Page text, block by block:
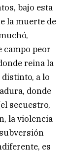
bajo esta
la muerte de
campo peor
reina la
a lo
donde
secuestro,
la violencia
es